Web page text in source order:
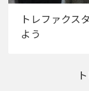
トレファクス
よう